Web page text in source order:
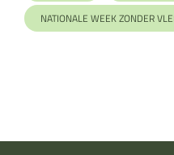
NATIONALE WEEK ZONDER